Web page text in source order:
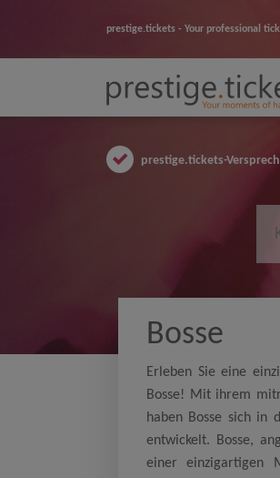
prestige.tickets - Your professional
prestige.tickets-
Bosse
Erleben Sie eine
Bosse! Mit ihrem
haben Bosse sich in
entwickelt. Bosse,
einer einzigartigen